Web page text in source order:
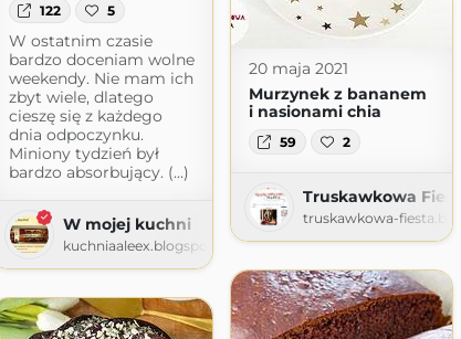
122 5
W ostatnim czasie
bardzo doceniam wolne
weekendy. Nie mam ich
zbyt wiele, dlatego
cieszę się z każdego
dnia odpoczynku.
Miniony tydzień był
bardzo absorbujący. (...)
W mojej kuchni
kuchniaaleex.blogspot.com
20 maja 2021
Murzynek z bananem
i nasionami chia
59 2
Truskawkowa Fiesta
truskawkowa-